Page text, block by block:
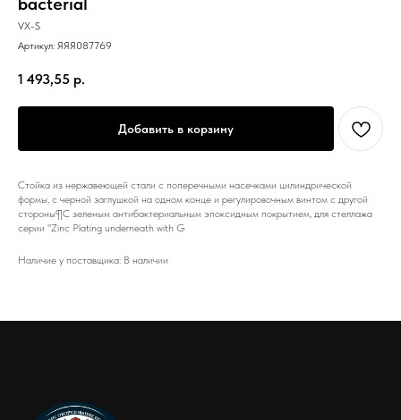
VX-S
Артикул: ЯЯЯ087769
1 493,55 р.
Добавить в корзину
Стойка из нержавеющей стали с поперечными насечками цилиндрической
формы, с черной заглушкой на одном конце и регулировочным винтом с другой
стороны¶C зеленым антибактериальным эпоксидным покрытием, для стеллажа
серии "Zinc Plating underneath with G
Наличие у поставщика: В наличии